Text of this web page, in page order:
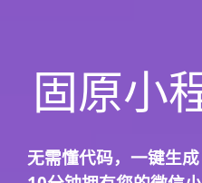
固原小
无需懂代码， 一键生成